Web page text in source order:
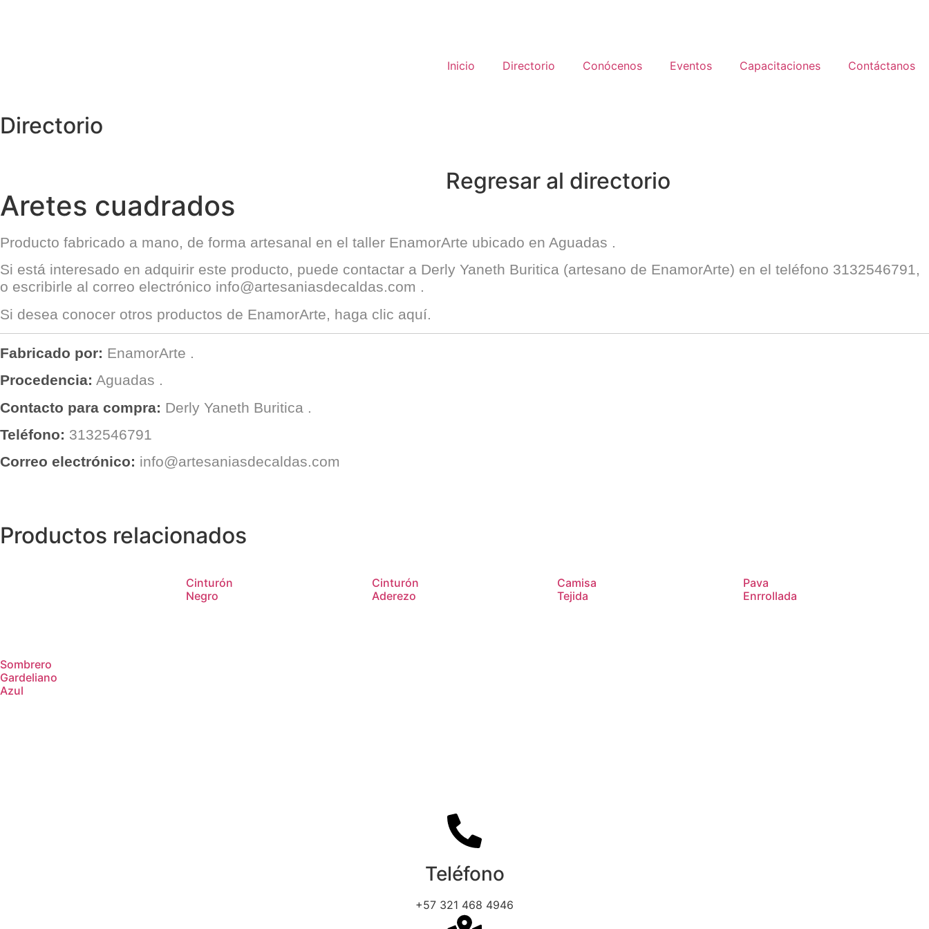
Inicio Directorio Conócenos Eventos Capacitaciones Contáctanos
Directorio
Regresar al directorio
Aretes cuadrados
Producto fabricado a mano, de forma artesanal en el taller EnamorArte ubicado en Aguadas .
Si está interesado en adquirir este producto, puede contactar a Derly Yaneth Buritica (artesano de EnamorArte) en el teléfono 3132546791,
o escribirle al correo electrónico info@artesaniasdecaldas.com .
Si desea conocer otros productos de EnamorArte, haga clic aquí.
Fabricado por: EnamorArte .
Procedencia: Aguadas .
Contacto para compra: Derly Yaneth Buritica
Teléfono: 3132546791
Correo electrónico: info@artesaniasdecaldas.com
Productos relacionados
Cinturón
Negro
Cinturón
Aderezo
Camisa
Tejida
Pava
Enrrollada
Sombrero
Gardeliano
Azul
Teléfono
+57 321 468 4946